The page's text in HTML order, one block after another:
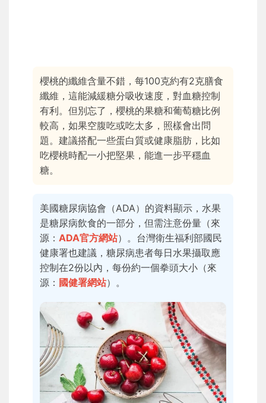
櫻桃的纖維含量不錯，每100克約有2克膳食
纖維，這能減緩糖分吸收速度，對血糖控制
有利。但別忘了，櫻桃的果糖和葡萄糖比例
較高，如果空腹吃或吃太多，照樣會出問
題。建議搭配一些蛋白質或健康脂肪，比如
吃櫻桃時配一小把堅果，能進一步平穩血
糖。
美國糖尿病協會（ADA）的資料顯示，水果
是糖尿病飲食的一部分，但需注意份量（來
源： ADA官方網站）。台灣衛生福利部國民
健康署也建議，糖尿病患者每日水果攝取應
控制在2份以內，每份約一個拳頭大小（來
源： 國健署網站）。